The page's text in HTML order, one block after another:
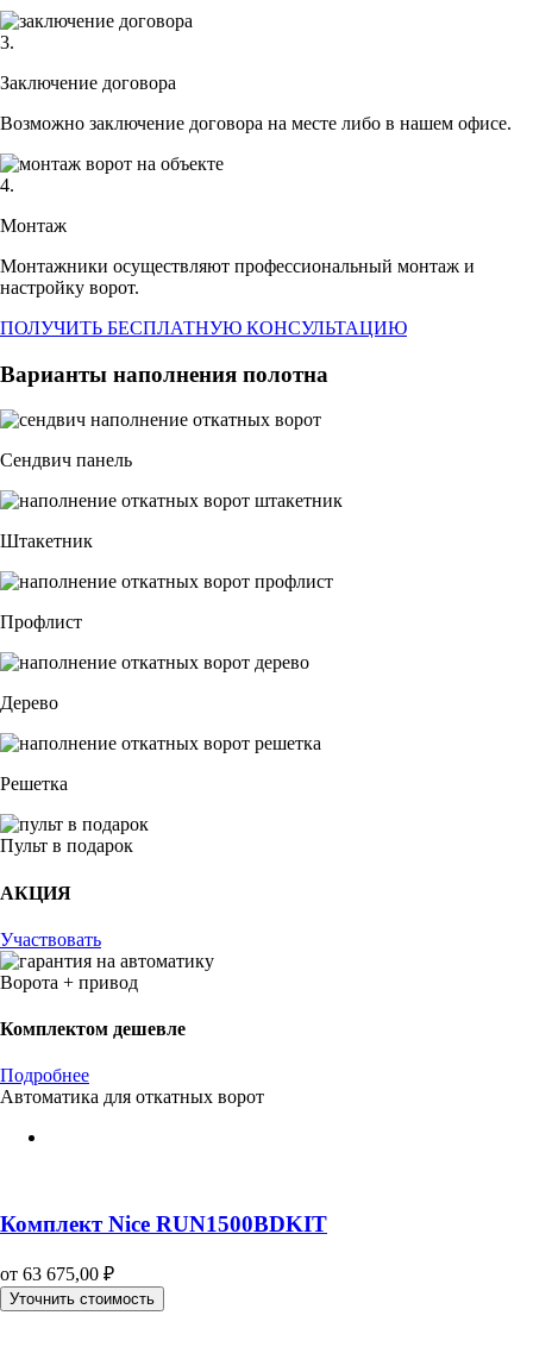
3.
Заключение договора
Возможно заключение договора на месте либо в нашем офисе.
4.
Монтаж
Монтажники осуществляют профессиональный монтаж и
настройку ворот.
ПОЛУЧИТЬ БЕСПЛАТНУЮ КОНСУЛЬТАЦИЮ
Варианты наполнения полотна
Сендвич панель
Штакетник
Профлист
Дерево
Решетка
Пульт в подарок
АКЦИЯ
Участвовать
Ворота + привод
Комплектом дешевле
Подробнее
Автоматика для откатных ворот
Комплект Nice RUN1500BDKIT
от 63 675,00 ₽
Уточнить стоимость